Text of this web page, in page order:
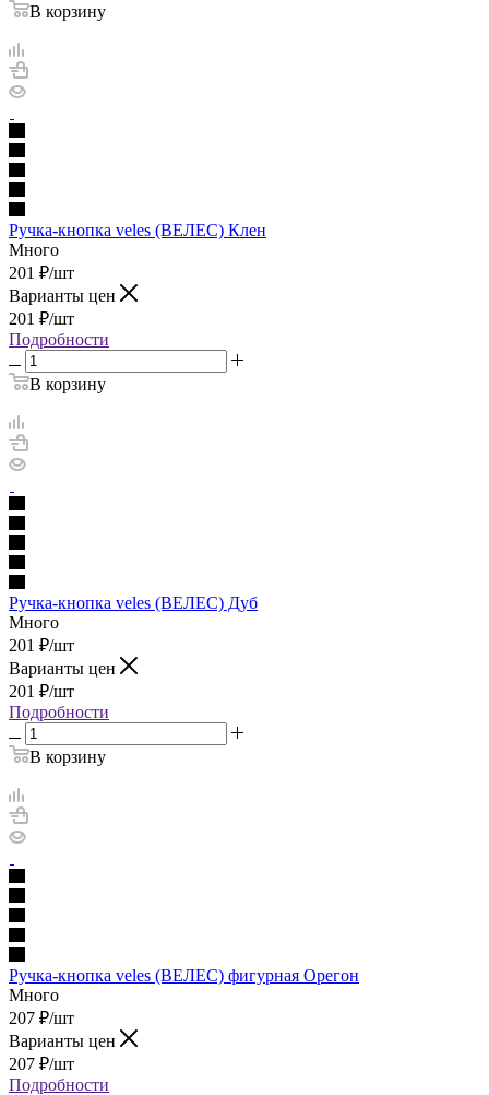
В корзину
Ручка-кнопка veles (ВЕЛЕС) Клен
Много
201 ₽/шт
Варианты цен
201 ₽/шт
Подробности
В корзину
Ручка-кнопка veles (ВЕЛЕС) Дуб
Много
201 ₽/шт
Варианты цен
201 ₽/шт
Подробности
В корзину
Ручка-кнопка veles (ВЕЛЕС) фигурная Орегон
Много
207 ₽/шт
Варианты цен
207 ₽/шт
Подробности